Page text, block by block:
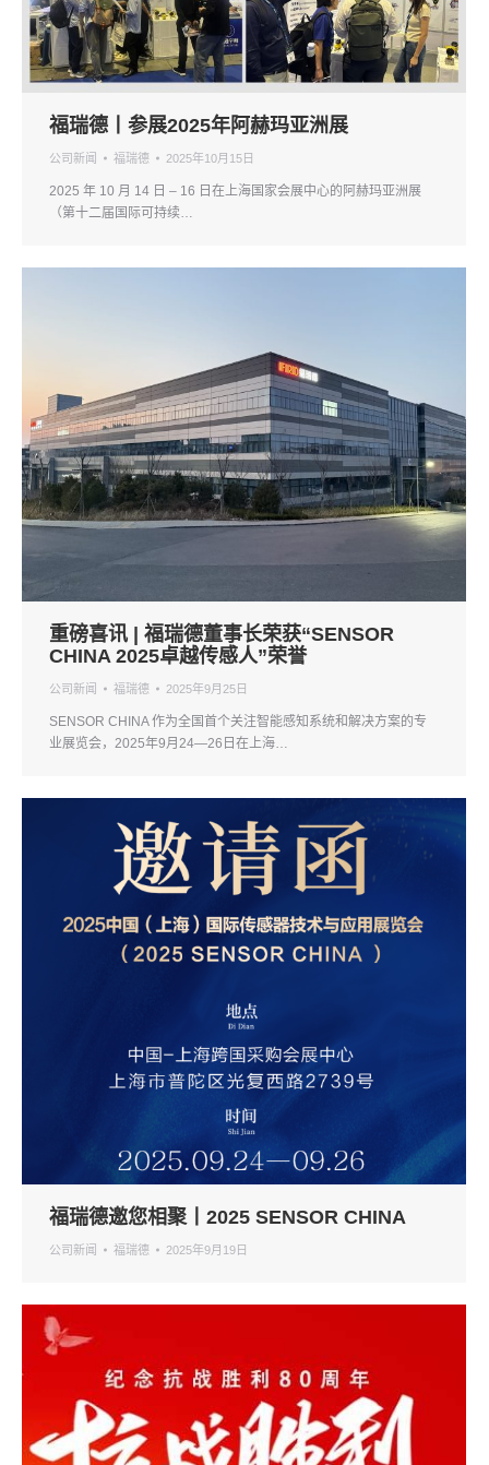
福瑞德丨参展2025年阿赫玛亚洲展
公司新闻 福瑞德 2025年10月15日
2025 年 10 月 14 日 – 16 日在上海国家会展中心的阿赫玛亚洲展
（第十二届国际可持续…
重磅喜讯 | 福瑞德董事长荣获“SENSOR
CHINA 2025卓越传感人”荣誉
公司新闻 福瑞德 2025年9月25日
SENSOR CHINA 作为全国首个关注智能感知系统和解决方案的专
业展览会，2025年9月24—26日在上海…
福瑞德邀您相聚丨2025 SENSOR CHINA
公司新闻 福瑞德 2025年9月19日